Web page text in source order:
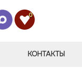
0
КОНТАКТЫ